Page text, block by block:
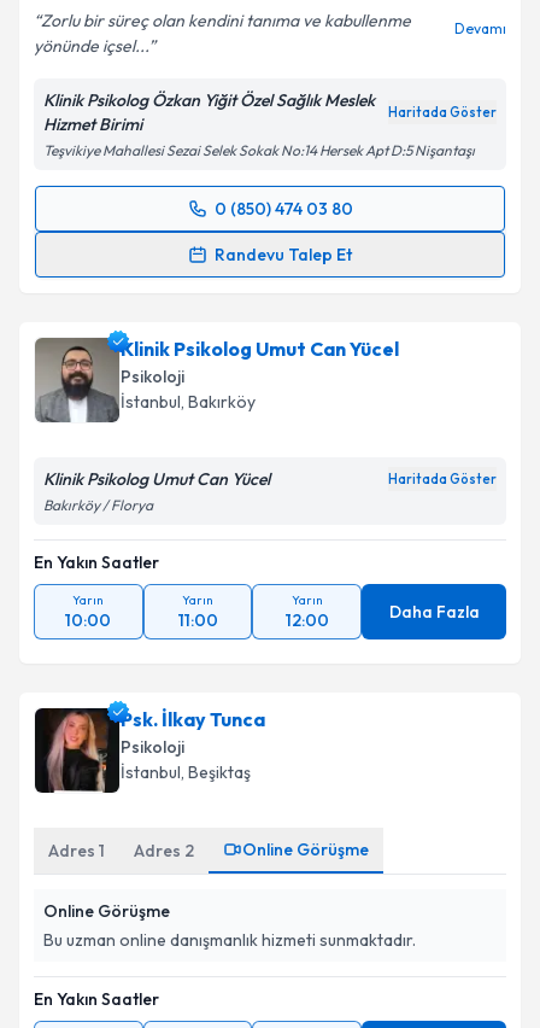
Zorlu bir süreç olan kendini tanıma ve kabullenme
yönünde içsel...
Devamı
Klinik Psikolog Özkan Yiğit Özel Sağlık Meslek
Hizmet Birimi
Haritada Göster
Teşvikiye Mahallesi Sezai Selek Sokak No:14 Hersek Apt D:5 Nişantaşı
0 (850) 474 03 80
Randevu Talep Et
Randevu Takvimi Talebi
için bir takvim hazırlandığında e-posta ile
bilgilendireceğiz.
E-posta Adresiniz
Kişisel verilerimin işlenmesine ilişkinAydınlatma
Metni
kapsamda işlenmesini kabul ediyorum.
Klinik Psikolog Umut Can Yücel
Psikoloji
İstanbul, Bakırköy
Klinik Psikolog Umut Can Yücel Haritada Göster
Bakırköy / Florya
En Yakın Saatler
Yarın
10:00
Yarın
11:00
Yarın
12:00 Daha Fazla
Psk. İlkay Tunca
Psikoloji
İstanbul, Beşiktaş
Adres 1 Adres 2 Online Görüşme
Online Görüşme
Bu uzman online danışmanlık hizmeti sunmaktadır.
En Yakın Saatler